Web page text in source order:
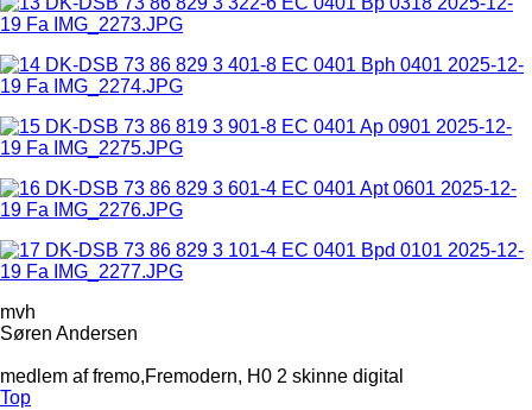
mvh
Søren Andersen
medlem af fremo,Fremodern, H0 2 skinne digital
Top